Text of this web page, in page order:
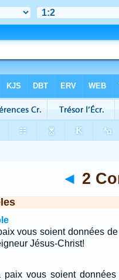
◄ 2
vous soient données
Jésus-Christ!
vous soient